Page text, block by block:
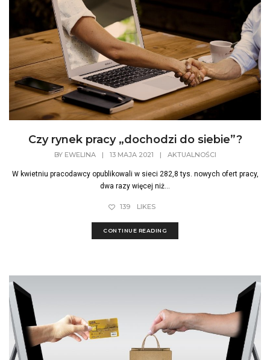
Czy rynek pracy „dochodzi do siebie”?
BY EWELINA | 13 MAJA 2021 | AKTUALNOŚCI
W kwietniu pracodawcy opublikowali w sieci 282,8 tys. nowych ofert pracy,
dwa razy więcej niż...
139 LIKES
CONTINUE READING